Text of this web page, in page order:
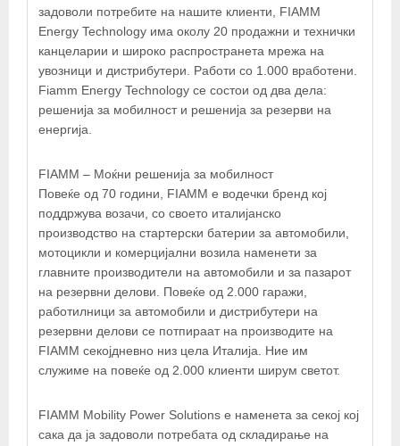
задоволи потребите на нашите клиенти, FIAMM
Energy Technology има околу 20 продажни и технички
канцеларии и широко распространета мрежа на
увозници и дистрибутери. Работи со 1.000 вработени.
Fiamm Energy Technology се состои од два дела:
решенија за мобилност и решенија за резерви на
енергија.
FIAMM – Mоќни решенија за мобилност
Повеќе од 70 години, FIAMM е водечки бренд кој
поддржува возачи, со своето италијанско
производство на стартерски батерии за автомобили,
мотоцикли и комерцијални возила наменети за
главните производители на автомобили и за пазарот
на резервни делови. Повеќе од 2.000 гаражи,
работилници за автомобили и дистрибутери на
резервни делови се потпираат на производите на
FIAMM секојдневно низ цела Италија. Ние им
служиме на повеќе од 2.000 клиенти ширум светот.
FIAMM Mobility Power Solutions е наменета за секој кој
сака да ја задоволи потребата од складирање на
ЈУНИОР-АКУМУЛАТОРИ ДОО